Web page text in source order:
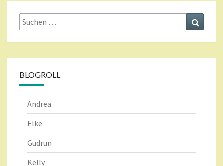
Suche
nach:
BLOGROLL
Andrea
Elke
Gudrun
Kelly